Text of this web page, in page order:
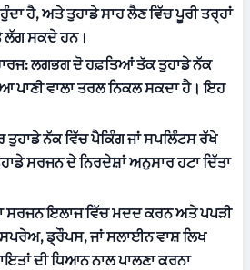
ਹੈ, ਅਤੇ ਤੁਹਾਡੇ ਸਾਹ ਲੈਣ ਵਿੱਚ ਪੂਰੀ ਤਰ੍ਹਾਂ
ਲੱਗ ਸਕਦੇ ਹਨ।
ਲਗਭਗ ਦੋ ਹਫ਼ਤਿਆਂ ਤੱਕ ਤੁਹਾਡੇ ਨੱਕ
ਪਾਣੀ ਵਾਲਾ ਤਰਲ ਨਿਕਲ ਸਕਦਾ ਹੈ। ਇਹ
ਤੁਹਾਡੇ ਨੱਕ ਵਿੱਚ ਪੈਕਿੰਗ ਜਾਂ ਸਪਲਿੰਟਸ ਰੱਖੇ
ਸਰਜਨ ਦੇ ਨਿਰਦੇਸ਼ਾਂ ਅਨੁਸਾਰ ਹਟਾ ਦਿੱਤਾ
ਸਰਜਨ ਇਲਾਜ ਵਿੱਚ ਮਦਦ ਕਰਨ ਅਤੇ ਪਪੜੀ
ਡ੍ਰੌਪਸ, ਜਾਂ ਸਲਾਈਨ ਵਾਸ਼ ਲਿਖ
ਦੀ ਧਿਆਨ ਨਾਲ ਪਾਲਣਾ ਕਰਨਾ